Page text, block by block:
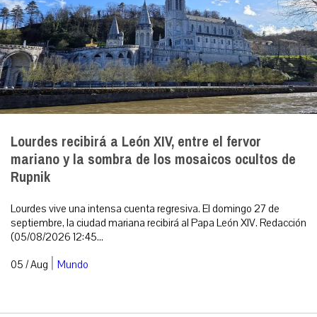
Lourdes recibirá a León XIV, entre el fervor
mariano y la sombra de los mosaicos ocultos de
Rupnik
Lourdes vive una intensa cuenta regresiva. El domingo 27 de
septiembre, la ciudad mariana recibirá al Papa León XIV. Redacción
(05/08/2026 12:45...
05 / Aug | Mundo